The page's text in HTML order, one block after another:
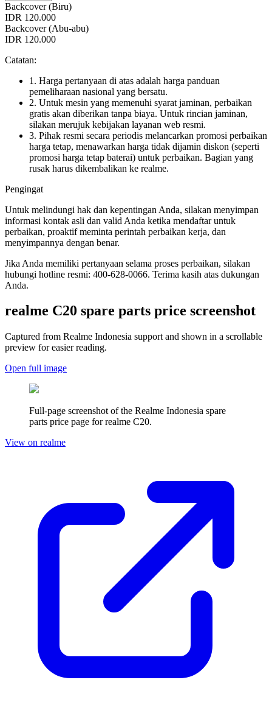
Backcover (Biru)
IDR 120.000
Backcover (Abu-abu)
IDR 120.000
Catatan:
1. Harga pertanyaan di atas adalah harga panduan
pemeliharaan nasional yang bersatu.
2. Untuk mesin yang memenuhi syarat jaminan, perbaikan
gratis akan diberikan tanpa biaya. Untuk rincian jaminan,
silakan merujuk kebijakan layanan web resmi.
3. Pihak resmi secara periodis melancarkan promosi perbaikan
harga tetap, menawarkan harga tidak dijamin diskon (seperti
promosi harga tetap baterai) untuk perbaikan. Bagian yang
rusak harus dikembalikan ke realme.
Pengingat
Untuk melindungi hak dan kepentingan Anda, silakan menyimpan
informasi kontak asli dan valid Anda ketika mendaftar untuk
perbaikan, proaktif meminta perintah perbaikan kerja, dan
menyimpannya dengan benar.
Jika Anda memiliki pertanyaan selama proses perbaikan, silakan
hubungi hotline resmi: 400-628-0066. Terima kasih atas dukungan
Anda.
realme C20 spare parts price screenshot
Captured from Realme Indonesia support and shown in a scrollable
preview for easier reading.
Open full image
Full-page screenshot of the Realme Indonesia spare
parts price page forrealme C20.
View on realme